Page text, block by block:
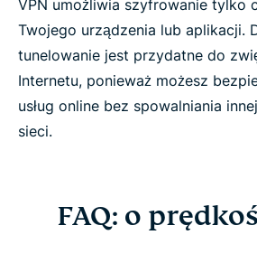
VPN umożliwia szyfrowanie tylko
Twojego urządzenia lub aplikacji.
tunelowanie jest przydatne do
Internetu, ponieważ możesz
usług online bez spowalniania
sieci.
FAQ: o